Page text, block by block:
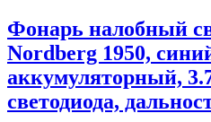
Фонарь налобный
Nordberg 1950,
аккумуляторный,
светодиода,